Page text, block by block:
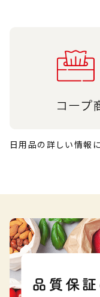
日用品の詳しい情報